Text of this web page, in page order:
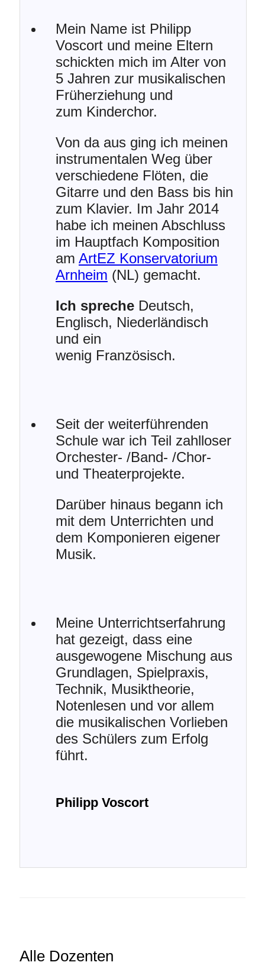
Mein Name ist Philipp
Voscort und meine Eltern
schickten mich im Alter von
5 Jahren zur musikalischen
Früherziehung und
zum Kinderchor.
Von da aus ging ich meinen
instrumentalen Weg über
verschiedene Flöten, die
Gitarre und den Bass bis hin
zum Klavier. Im Jahr 2014
habe ich meinen Abschluss
im Hauptfach Komposition
am ArtEZ Konservatorium
Arnheim (NL) gemacht.
Ich spreche Deutsch,
Englisch, Niederländisch
und ein
wenig Französisch.
Seit der weiterführenden
Schule war ich Teil zahlloser
Orchester- /Band- /Chor-
und Theaterprojekte.
Darüber hinaus begann ich
mit dem Unterrichten und
dem Komponieren eigener
Musik.
Meine Unterrichtserfahrung
hat gezeigt, dass eine
ausgewogene Mischung aus
Grundlagen, Spielpraxis,
Technik, Musiktheorie,
Notenlesen und vor allem
die musikalischen Vorlieben
des Schülers zum Erfolg
führt.
Philipp Voscort
Alle Dozenten